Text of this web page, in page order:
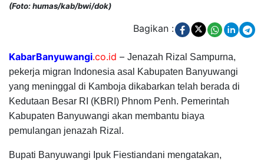
(Foto: humas/kab/bwi/dok)
Bagikan :
KabarBanyuwangi.co.id – Jenazah Rizal Sampurna,
pekerja migran Indonesia asal Kabupaten Banyuwangi
yang meninggal di Kamboja dikabarkan telah berada di
Kedutaan Besar RI (KBRI) Phnom Penh. Pemerintah
Kabupaten Banyuwangi akan membantu biaya
pemulangan jenazah Rizal.
Bupati Banyuwangi Ipuk Fiestiandani mengatakan,